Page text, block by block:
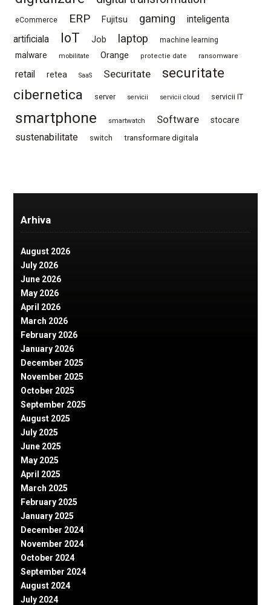
eCommerce ERP Fujitsu gaming
inteligenta
artificiala
IoT Job laptop machine learning
malware mobilitate Orange protectie date ransomware
retail retea SaaS Securitate
securitate
cibernetica
server servicii servicii cloud servicii IT
smartphone smartwatch Software stocare
sustenabilitate switch transformare digitala
Arhiva
August 2026
July 2026
June 2026
May 2026
April 2026
March 2026
February 2026
January 2026
December 2025
November 2025
October 2025
September 2025
August 2025
July 2025
June 2025
May 2025
April 2025
March 2025
February 2025
January 2025
December 2024
November 2024
October 2024
September 2024
August 2024
July 2024